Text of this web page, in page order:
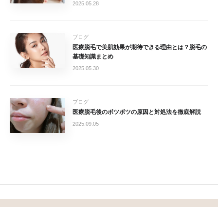
2025.05.28
ブログ
医療脱毛で美肌効果が期待できる理由とは？脱毛の
基礎知識まとめ
2025.05.30
ブログ
医療脱毛後のボツボツの原因と対処法を徹底解説
2025.09.05